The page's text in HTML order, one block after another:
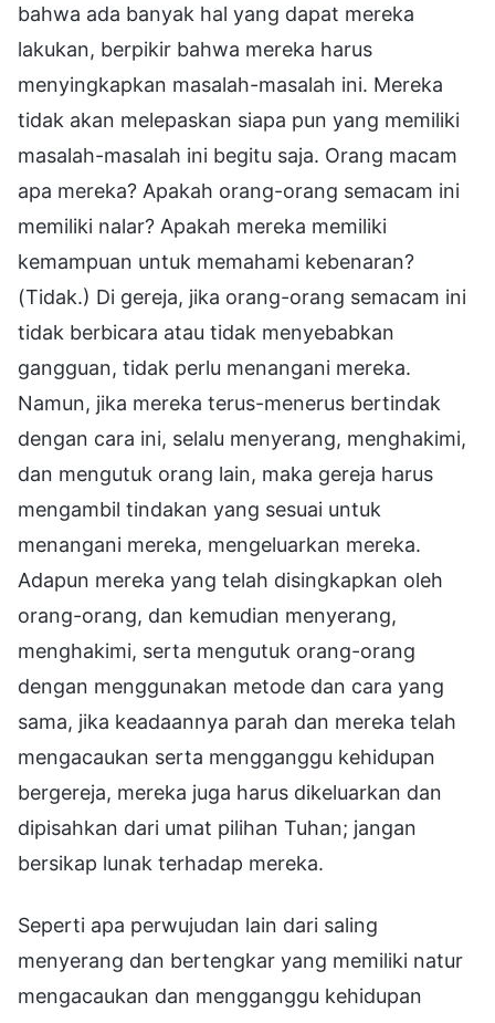
bahwa ada banyak hal yang dapat mereka
lakukan, berpikir bahwa mereka harus
menyingkapkan masalah-masalah ini. Mereka
tidak akan melepaskan siapa pun yang memiliki
masalah-masalah ini begitu saja. Orang macam
apa mereka? Apakah orang-orang semacam ini
memiliki nalar? Apakah mereka memiliki
kemampuan untuk memahami kebenaran?
(Tidak.) Di gereja, jika orang-orang semacam ini
tidak berbicara atau tidak menyebabkan
gangguan, tidak perlu menangani mereka.
Namun, jika mereka terus-menerus bertindak
dengan cara ini, selalu menyerang, menghakimi,
dan mengutuk orang lain, maka gereja harus
mengambil tindakan yang sesuai untuk
menangani mereka, mengeluarkan mereka.
Adapun mereka yang telah disingkapkan oleh
orang-orang, dan kemudian menyerang,
menghakimi, serta mengutuk orang-orang
dengan menggunakan metode dan cara yang
sama, jika keadaannya parah dan mereka telah
mengacaukan serta mengganggu kehidupan
bergereja, mereka juga harus dikeluarkan dan
dipisahkan dari umat pilihan Tuhan; jangan
bersikap lunak terhadap mereka.
Seperti apa perwujudan lain dari saling
menyerang dan bertengkar yang memiliki natur
mengacaukan dan mengganggu kehidupan